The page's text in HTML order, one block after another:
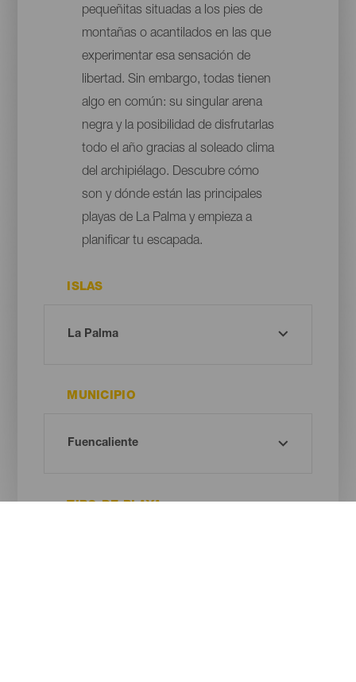
pequeñitas situadas a los pies de
montañas o acantilados en las que
experimentar esa sensación de
libertad. Sin embargo, todas tienen
algo en común: su singular arena
negra y la posibilidad de disfrutarlas
todo el año gracias al soleado clima
del archipiélago. Descubre cómo
son y dónde están las principales
playas de La Palma y empieza a
planificar tu escapada.
ISLAS
MUNICIPIO
TIPO DE PLAYA